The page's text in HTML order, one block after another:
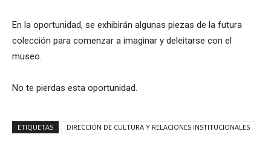
En la oportunidad, se exhibirán algunas piezas de la futura
colección para comenzar a imaginar y deleitarse con el
museo.
No te pierdas esta oportunidad.
ETIQUETAS DIRECCIÓN DE CULTURA Y RELACIONES INSTITUCIONALES